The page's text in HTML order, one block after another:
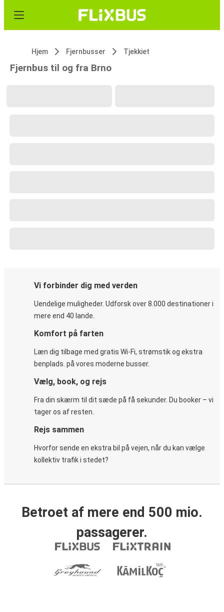
Hjem Fjernbusser Tjekkiet
Fjernbus til og fra Brno
Vi forbinder dig med verden
Uendelige muligheder. Udforsk over 8.000 destinationer i
mere end 40 lande.
Komfort på farten
Læn dig tilbage med gratis Wi-Fi, strømstik og ekstra
benplads. på vores moderne busser.
Vælg, book, og rejs
Fra din skærm til dit sæde på få sekunder. Du booker – vi
tager os af resten.
Rejs sammen
Hvorfor sende en ekstra bil på vejen, når du kan vælge
kollektiv trafik i stedet?
Betroet af mere end 500 mio.
passagerer.